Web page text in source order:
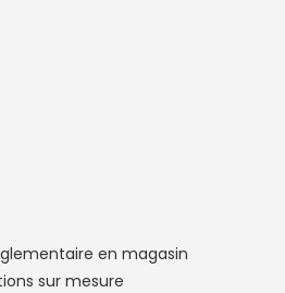
en magasin
sur mesure